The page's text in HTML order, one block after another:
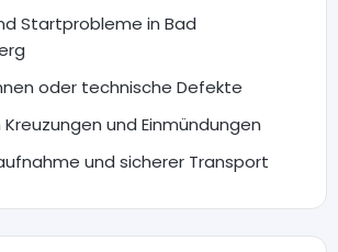
Startprobleme in Bad
oder technische Defekte
und Einmündungen
und sicherer Transport